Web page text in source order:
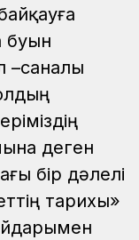
буын
–саналы
деген
бір дәлелі
тарихы»